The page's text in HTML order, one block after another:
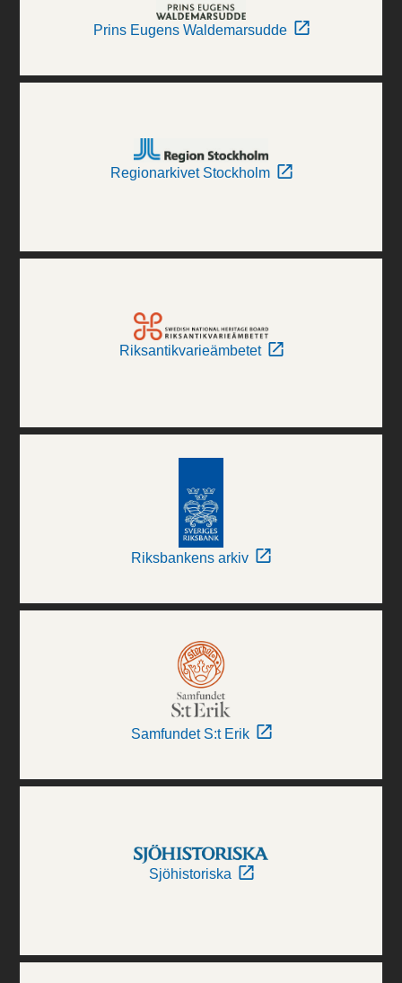
Prins Eugens Waldemarsudde
Regionarkivet Stockholm
Riksantikvarieämbetet
Riksbankens arkiv
Samfundet S:t Erik
Sjöhistoriska